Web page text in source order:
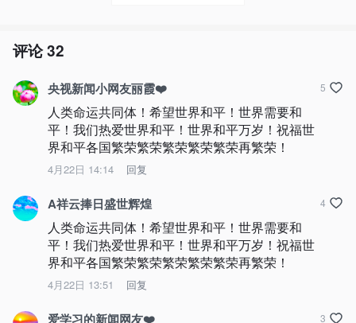
评论32
央视新闻小网友丽霞❤️
人类命运共同体！希望世界和平！世界需要和
平！我们热爱世界和平！世界和平万岁！祝福世
界和平各国繁荣繁荣繁荣繁荣繁荣再繁荣！
4月22日 14:14 回复
5
A祥云捧日盛世辉煌
人类命运共同体！希望世界和平！世界需要和
平！我们热爱世界和平！世界和平万岁！祝福世
界和平各国繁荣繁荣繁荣繁荣繁荣再繁荣！
4月22日 13:51 回复
4
爱学习的新闻网友❤️ 3